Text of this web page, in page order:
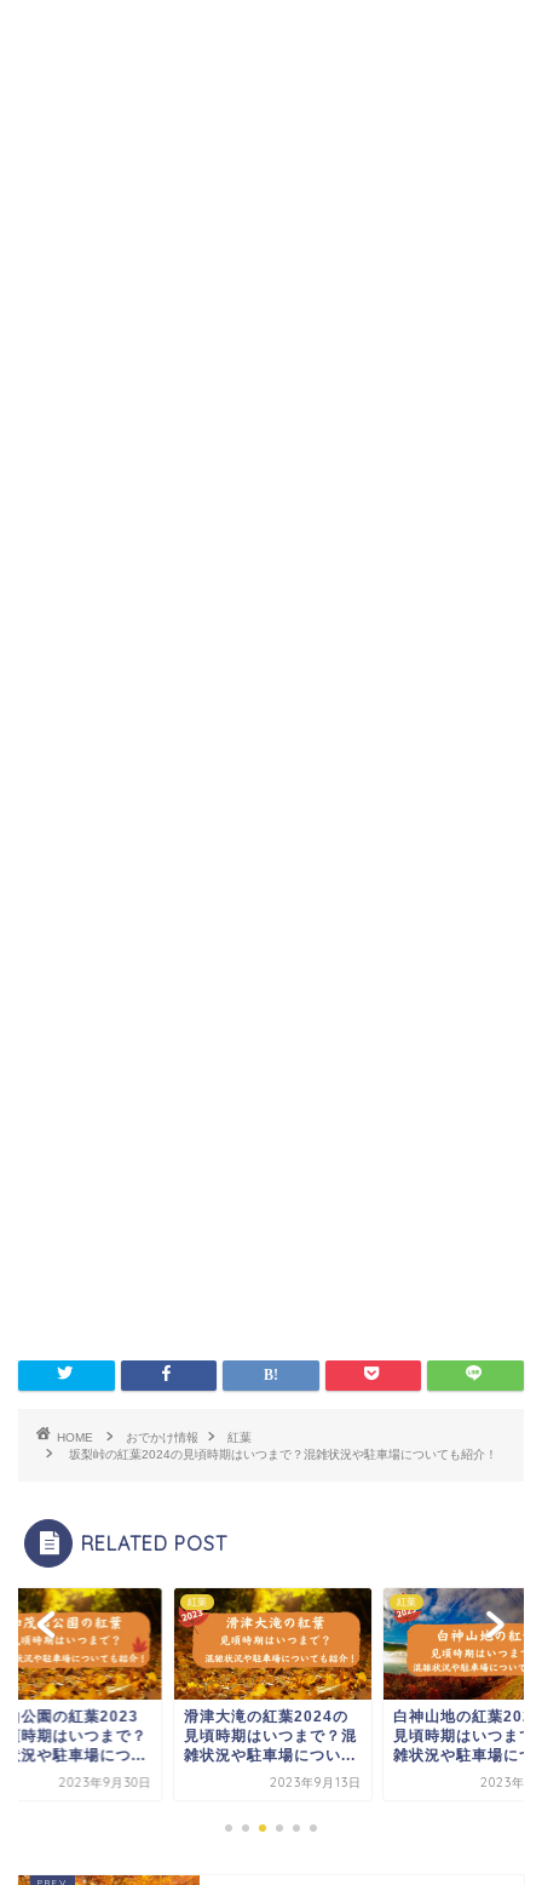
HOME おでかけ情報
紅葉
坂梨峠の紅葉2024の見頃時期はいつまで？混雑状況や駐車場についても紹介！
RELATED POST
山公園の紅葉2023
頃時期はいつまで？
状況や駐車場につ...
2023年9月30日
紅葉
滑津大滝の紅葉2024の
見頃時期はいつまで？混
雑状況や駐車場につい...
2023年9月13日
紅葉
白神山地の紅葉
見頃時期はいつまで
雑状況や駐車場につ
2023年9